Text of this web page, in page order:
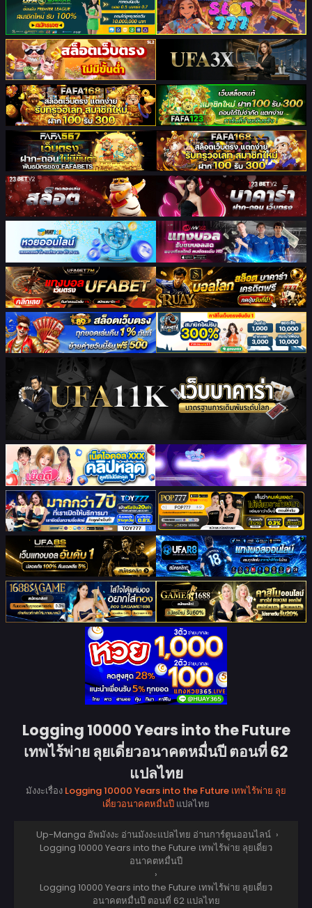
Logging 10000 Years into the Future
เทพไร้พ่าย ลุยเดี่ยวอนาคตหมื่นปี ตอนที่ 62
แปลไทย
มังงะเรื่อง Logging 10000 Years into the Future เทพไร้พ่าย ลุย
เดี่ยวอนาคตหมื่นปี แปลไทย
Up-Manga อัพมังงะ อ่านมังงะแปลไทย อ่านการ์ตูนออนไลน์ ›
Logging 10000 Years into the Future เทพไร้พ่าย ลุยเดี่ยว
อนาคตหมื่นปี
›
Logging 10000 Years into the Future เทพไร้พ่าย ลุยเดี่ยว
อนาคตหมื่นปี ตอนที่ 62 แปลไทย